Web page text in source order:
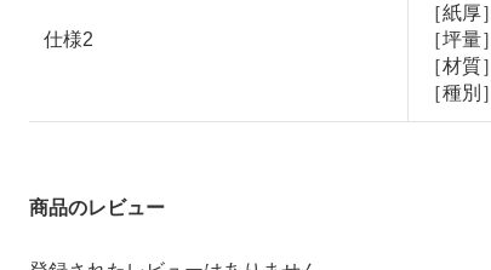
仕様2
［紙
［坪
［材
［種
商品のレビュー